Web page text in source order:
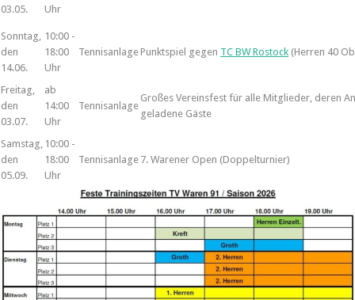
03.05.
Uhr
Sonntag,
den
14.06.
10:00 -
18:00
Uhr
Tennisanlage Punktspiel gegen TC BW Rostock (Herren 40
Freitag,
den
03.07.
ab
14:00
Uhr
Tennisanlage
Großes Vereinsfest für alle Mitglieder, deren
geladene Gäste
Samstag,
den
05.09.
10:00 -
18:00
Uhr
Tennisanlage 7. Warener Open (Doppelturnier)